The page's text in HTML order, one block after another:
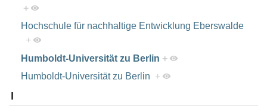
+
Hochschule für nachhaltige Entwicklung Eberswalde
+
Humboldt-Universität zu Berlin +
Humboldt-Universität zu Berlin +
I